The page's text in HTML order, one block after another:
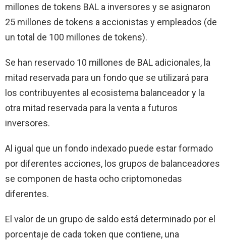
millones de tokens BAL a inversores y se asignaron
25 millones de tokens a accionistas y empleados (de
un total de 100 millones de tokens).
Se han reservado 10 millones de BAL adicionales, la
mitad reservada para un fondo que se utilizará para
los contribuyentes al ecosistema balanceador y la
otra mitad reservada para la venta a futuros
inversores.
Al igual que un fondo indexado puede estar formado
por diferentes acciones, los grupos de balanceadores
se componen de hasta ocho criptomonedas
diferentes.
El valor de un grupo de saldo está determinado por el
porcentaje de cada token que contiene, una